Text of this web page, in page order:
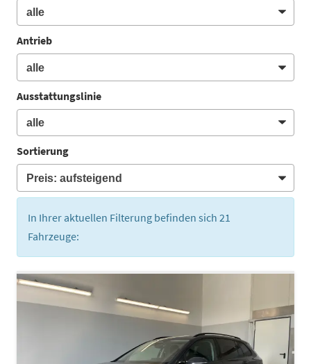
Antrieb
Ausstattungslinie
Sortierung
In Ihrer aktuellen Filterung befinden sich 21
Fahrzeuge: